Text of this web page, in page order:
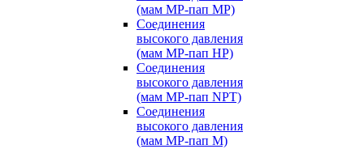
(мам MP-пап MP)
Соединения
высокого давления
(мам MP-пап HP)
Соединения
высокого давления
(мам MP-пап NPT)
Соединения
высокого давления
(мам MP-пап M)